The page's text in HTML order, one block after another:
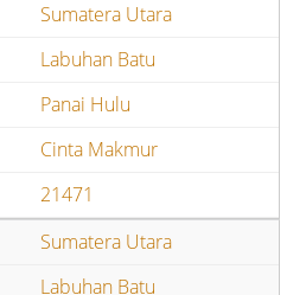
Sumatera Utara
Labuhan Batu
Panai Hulu
Cinta Makmur
21471
Sumatera Utara
Labuhan Batu